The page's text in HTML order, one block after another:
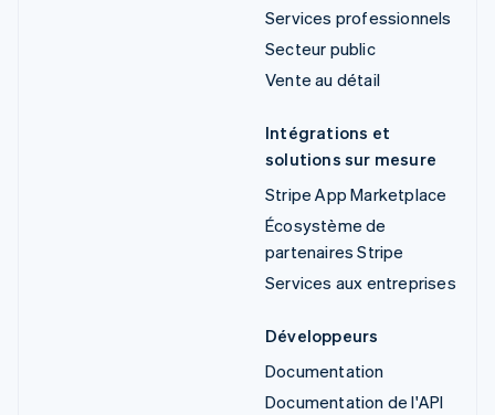
Services professionnels
Secteur public
Vente au détail
Intégrations et
solutions sur mesure
Stripe App Marketplace
Écosystème de
partenaires Stripe
Services aux entreprises
Développeurs
Documentation
Documentation de l'API